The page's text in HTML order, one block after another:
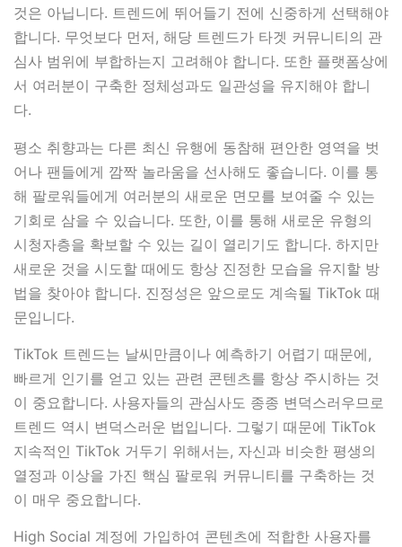
것은 아닙니다. 트렌드에 뛰어들기 전에 신중하게 선택해야
합니다. 무엇보다 먼저, 해당 트렌드가 타겟 커뮤니티의 관
심사 범위에 부합하는지 고려해야 합니다. 또한 플랫폼상에
서 여러분이 구축한 정체성과도 일관성을 유지해야 합니
다.
평소 취향과는 다른 최신 유행에 동참해 편안한 영역을 벗
어나 팬들에게 깜짝 놀라움을 선사해도 좋습니다. 이를 통
해 팔로워들에게 여러분의 새로운 면모를 보여줄 수 있는
기회로 삼을 수 있습니다. 또한, 이를 통해 새로운 유형의
시청자층을 확보할 수 있는 길이 열리기도 합니다. 하지만
새로운 것을 시도할 때에도 항상 진정한 모습을 유지할 방
법을 찾아야 합니다. 진정성은 앞으로도 계속될 TikTok 때
문입니다.
TikTok 트렌드는 날씨만큼이나 예측하기 어렵기 때문에,
빠르게 인기를 얻고 있는 관련 콘텐츠를 항상 주시하는 것
이 중요합니다. 사용자들의 관심사도 종종 변덕스러우므로
트렌드 역시 변덕스러운 법입니다. 그렇기 때문에 TikTok
지속적인 TikTok 거두기 위해서는, 자신과 비슷한 평생의
열정과 이상을 가진 핵심 팔로워 커뮤니티를 구축하는 것
이 매우 중요합니다.
High Social 계정에 가입하여 콘텐츠에 적합한 사용자를